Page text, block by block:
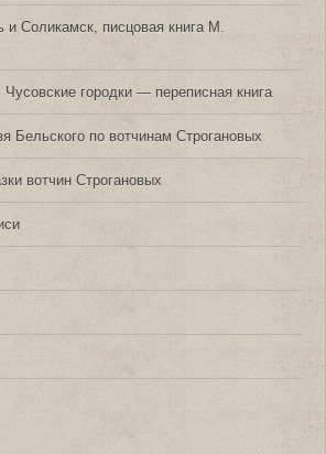
и Соликамск, писцовая книга М.
городки — переписная книга
Бельского по вотчинам Строгановых
вотчин Строгановых